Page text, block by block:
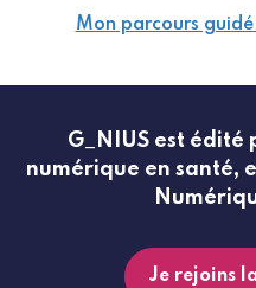
Mon parcours
G_NIUS est
numérique en santé,
Je rejoins